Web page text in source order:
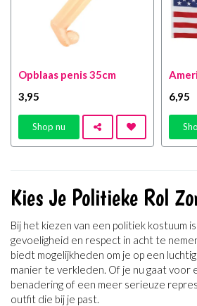
Opblaas penis 35cm
3,95
Shop nu
6,95
Kies Je Politieke Rol
Bij het kiezen van een politiek kostuum
gevoeligheid en respect in acht te
biedt mogelijkheden om je op een
manier te verkleden. Of je nu gaat voor
benadering of een meer serieuze
outfit die bij je past.